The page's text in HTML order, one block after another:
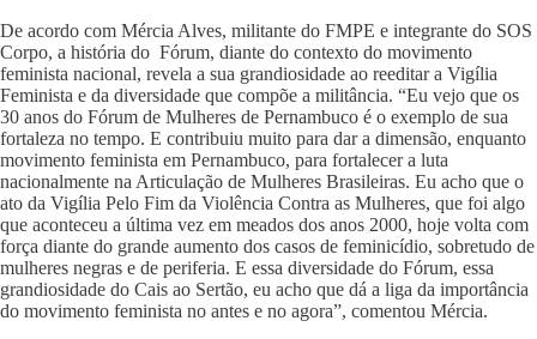
De acordo com Mércia Alves, militante do FMPE e integrante do SOS
Corpo, a história do Fórum, diante do contexto do movimento
feminista nacional, revela a sua grandiosidade ao reeditar a Vigília
Feminista e da diversidade que compõe a militância. “Eu vejo que os
30 anos do Fórum de Mulheres de Pernambuco é o exemplo de sua
fortaleza no tempo. E contribuiu muito para dar a dimensão, enquanto
movimento feminista em Pernambuco, para fortalecer a luta
nacionalmente na Articulação de Mulheres Brasileiras. Eu acho que o
ato da Vigília Pelo Fim da Violência Contra as Mulheres, que foi algo
que aconteceu a última vez em meados dos anos 2000, hoje volta com
força diante do grande aumento dos casos de feminicídio, sobretudo de
mulheres negras e de periferia. E essa diversidade do Fórum, essa
grandiosidade do Cais ao Sertão, eu acho que dá a liga da importância
do movimento feminista no antes e no agora”, comentou Mércia.